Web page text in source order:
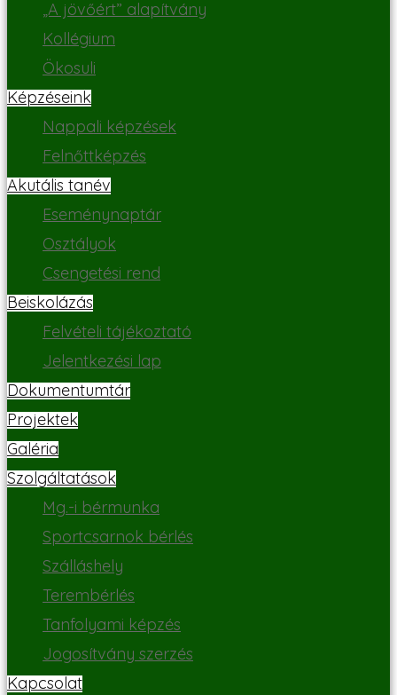
„A jövőért” alapítvány
Kollégium
Ökosuli
Képzéseink
Nappali képzések
Felnőttképzés
Akutális tanév
Eseménynaptár
Osztályok
Csengetési rend
Beiskolázás
Felvételi tájékoztató
Jelentkezési lap
Dokumentumtár
Projektek
Galéria
Szolgáltatások
Mg.-i bérmunka
Sportcsarnok bérlés
Szálláshely
Terembérlés
Tanfolyami képzés
Jogosítvány szerzés
Kapcsolat